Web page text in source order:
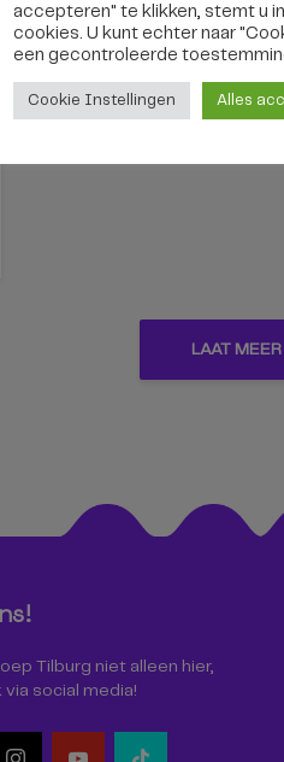
LAAT
Tilburg niet alleen hier,
via social media!
accepteren" te klikken, stemt u
cookies. U kunt echter naar
een ​​gecontroleerde
Cookie Instellingen Alles